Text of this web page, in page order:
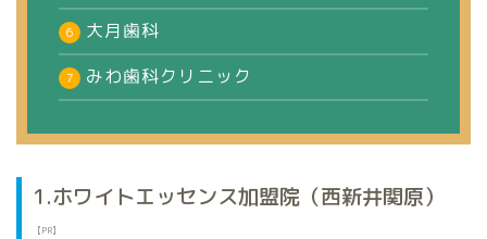
大月歯科
みわ歯科クリニック
1.ホワイトエッセンス加盟院（西新井関原）
【PR】